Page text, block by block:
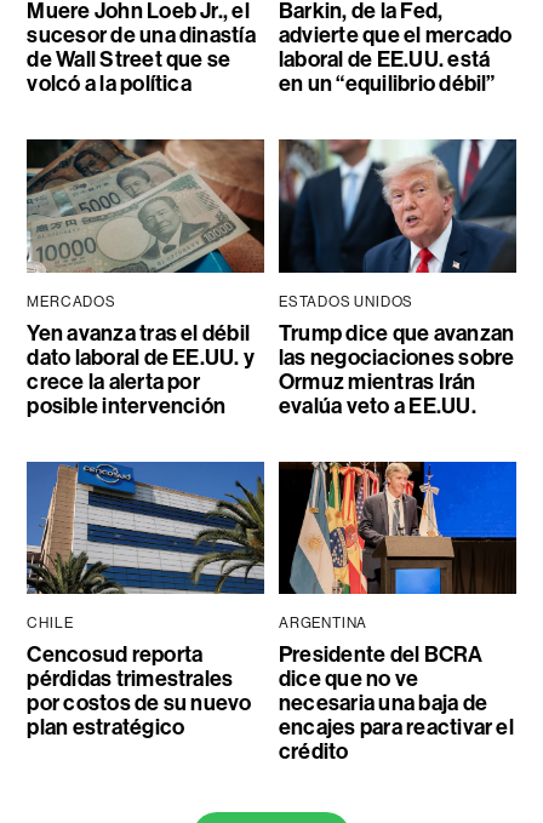
Muere John Loeb Jr., el
sucesor de una dinastía
de Wall Street que se
volcó a la política
Barkin, de la Fed,
advierte que el mercado
laboral de EE.UU. está
en un “equilibrio débil”
MERCADOS
Yen avanza tras el débil
dato laboral de EE.UU. y
crece la alerta por
posible intervención
ESTADOS UNIDOS
Trump dice que avanzan
las negociaciones sobre
Ormuz mientras Irán
evalúa veto a EE.UU.
CHILE
Cencosud reporta
pérdidas trimestrales
por costos de su nuevo
plan estratégico
ARGENTINA
Presidente del BCRA
dice que no ve
necesaria una baja de
encajes para reactivar el
crédito